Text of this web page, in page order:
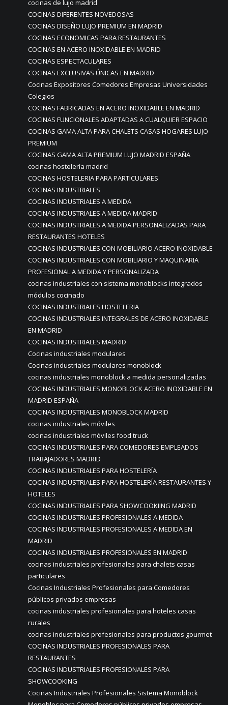
cocinas de lujo madrid
COCINAS DIFERENTES NOVEDOSAS
COCINAS DISEÑO LUJO PREMIUM EN MADRID
COCINAS ECONOMICAS PARA RESTAURANTES
COCINAS EN ACERO INOXIDABLE EN MADRID
COCINAS ESPECTACULARES
COCINAS EXCLUSIVAS ÚNICAS EN MADRID
Cocinas Expositores Comedores Empresas Universidades
Colegios
COCINAS FABRICADAS EN ACERO INOXIDABLE EN MADRID
COCINAS FUNCIONALES ADAPTADAS A CUALQUIER ESPACIO
COCINAS GAMA ALTA PARA CHALETS CASAS HOGARES LUJO
PREMIUM
COCINAS GAMA ALTA PREMIUM LUJO MADRID ESPAÑA
cocinas hostelería madrid
COCINAS HOSTELERIA PARA PARTICULARES
COCINAS INDUSTRIALES
COCINAS INDUSTRIALES A MEDIDA
COCINAS INDUSTRIALES A MEDIDA MADRID
COCINAS INDUSTRIALES A MEDIDA PERSONALIZADAS PARA
RESTAURANTES HOTELES
COCINAS INDUSTRIALES CON MOBILIARIO ACERO INOXIDABLE
COCINAS INDUSTRIALES CON MOBILIARIO Y MAQUINARIA
PROFESIONAL A MEDIDA Y PERSONALIZADA
cocinas industriales con sistema monoblocks integrados
módulos cocinado
COCINAS INDUSTRIALES HOSTELERIA
COCINAS INDUSTRIALES INTEGRALES DE ACERO INOXIDABLE
EN MADRID
COCINAS INDUSTRIALES MADRID
Cocinas industriales modulares
Cocinas industriales modulares monoblock
cocinas industriales monoblock a medida personalizadas
COCINAS INDUSTRIALES MONOBLOCK ACERO INOXIDABLE EN
MADRID ESPAÑA
COCINAS INDUSTRIALES MONOBLOCK MADRID
cocinas industriales móviles
cocinas industriales móviles food truck
COCINAS INDUSTRIALES PARA COMEDORES EMPLEADOS
TRABAJADORES MADRID
COCINAS INDUSTRIALES PARA HOSTELERÍA
COCINAS INDUSTRIALES PARA HOSTELERÍA RESTAURANTES Y
HOTELES
COCINAS INDUSTRIALES PARA SHOWCOOKIING MADRID
COCINAS INDUSTRIALES PROFESIONALES A MEDIDA
COCINAS INDUSTRIALES PROFESIONALES A MEDIDA EN
MADRID
COCINAS INDUSTRIALES PROFESIONALES EN MADRID
cocinas industriales profesionales para chalets casas
particulares
Cocinas Industriales Profesionales para Comedores
públicos privados empresas
cocinas industriales profesionales para hoteles casas
rurales
cocinas industriales profesionales para productos gourmet
COCINAS INDUSTRIALES PROFESIONALES PARA
RESTAURANTES
COCINAS INDUSTRIALES PROFESIONALES PARA
SHOWCOOKING
Cocinas Industriales Profesionales Sistema Monoblock